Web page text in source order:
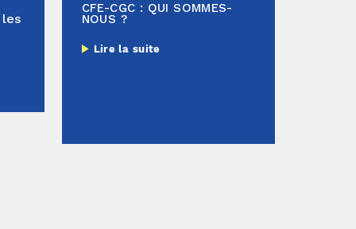
CFE-CGC : QUI SOMMES-
NOUS ?
Lire la suite